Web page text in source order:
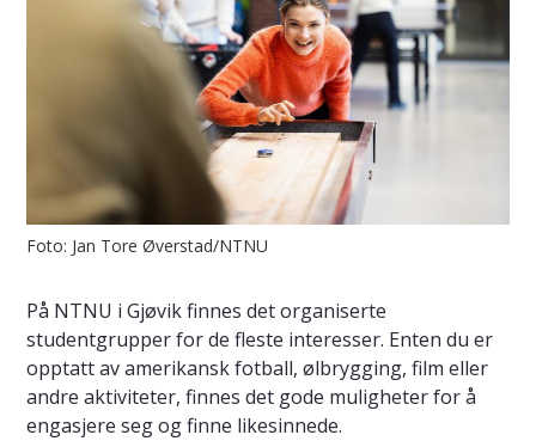
Foto: Jan Tore Øverstad/NTNU
På NTNU i Gjøvik finnes det organiserte
studentgrupper for de fleste interesser. Enten du er
opptatt av amerikansk fotball, ølbrygging, film eller
andre aktiviteter, finnes det gode muligheter for å
engasjere seg og finne likesinnede.